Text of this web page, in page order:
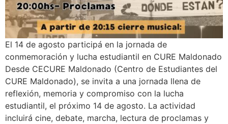
El 14 de agosto participá en la jornada de
conmemoración y lucha estudiantil en CURE Maldonado
Desde CECURE Maldonado (Centro de Estudiantes del
CURE Maldonado), se invita a una jornada llena de
reflexión, memoria y compromiso con la lucha
estudiantil, el próximo 14 de agosto. La actividad
incluirá cine, debate, marcha, lectura de proclamas y